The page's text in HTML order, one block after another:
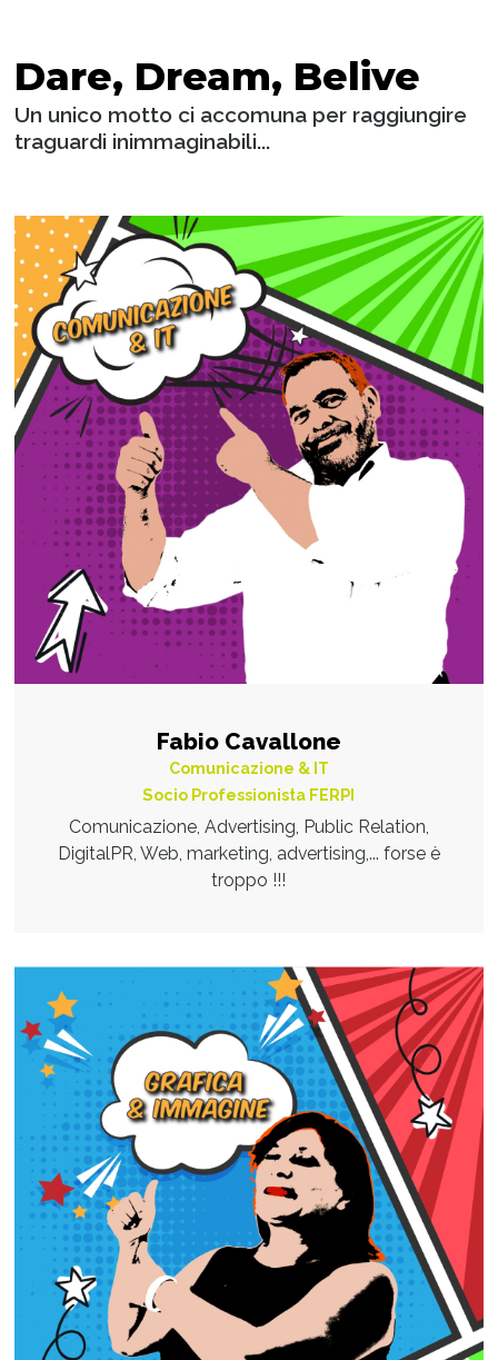
Dare, Dream, Belive
Un unico motto ci accomuna per raggiungire
traguardi inimmaginabili...
Fabio Cavallone
Comunicazione & IT
Socio Professionista FERPI
Comunicazione, Advertising, Public Relation,
DigitalPR, Web, marketing, advertising,... forse è
troppo !!!